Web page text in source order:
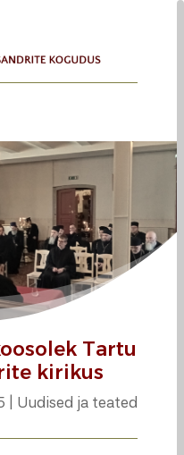
Tartu
kirikus
Uudised ja teated